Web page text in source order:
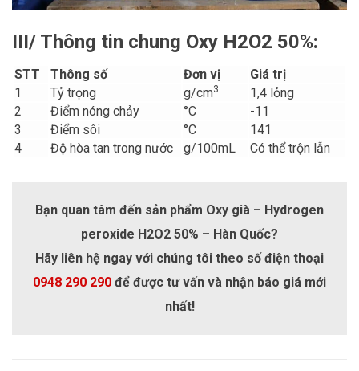
III/ Thông tin chung Oxy H2O2 50%:
STT Thông số Đơn vị
Giá trị
1
Tỷ trọng g/cm3
1,4 lỏng
2
Điểm nóng chảy °C
-11
3
Điểm sôi °C
141
4
Độ hòa tan trong nước g/100mL Có thể trộn lẫn
Bạn quan tâm đến sản phẩm Oxy già – Hydrogen
peroxide H2O2 50% – Hàn Quốc?
Hãy liên hệ ngay với chúng tôi theo số điện thoại
0948 290 290 để được tư vấn và nhận báo giá mới
nhất!